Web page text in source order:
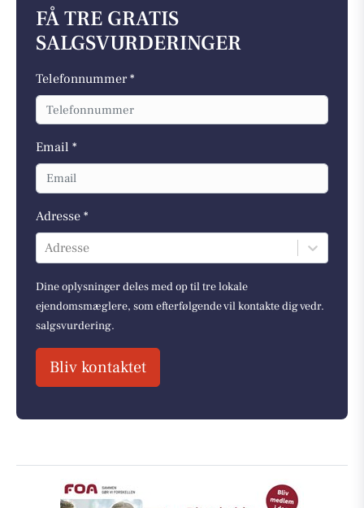
FÅ TRE GRATIS
SALGSVURDERINGER
Telefonnummer *
Email *
Adresse *
Adresse
Dine oplysninger deles med op til tre lokale
ejendomsmæglere, som efterfølgende vil kontakte dig vedr.
salgsvurdering.
Bliv kontaktet